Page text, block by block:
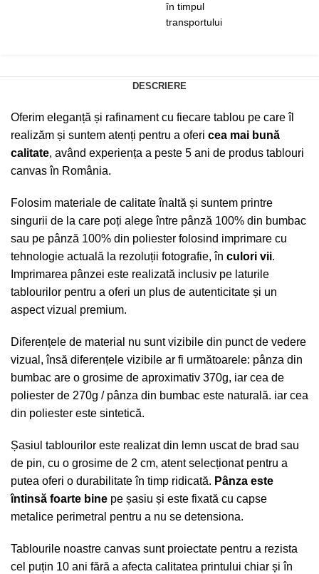
în timpul
transportului
DESCRIERE
Oferim eleganță și rafinament cu fiecare tablou pe care îl
realizăm și suntem atenți pentru a oferi cea mai bună
calitate, având experiența a peste 5 ani de produs tablouri
canvas în România.
Folosim materiale de calitate înaltă și suntem printre
singurii de la care poți alege între pânză 100% din bumbac
sau pe pânză 100% din poliester folosind imprimare cu
tehnologie actuală la rezoluții fotografie, în culori vii.
Imprimarea pânzei este realizată inclusiv pe laturile
tablourilor pentru a oferi un plus de autenticitate și un
aspect vizual premium.
Diferențele de material nu sunt vizibile din punct de vedere
vizual, însă diferențele vizibile ar fi următoarele: pânza din
bumbac are o grosime de aproximativ 370g, iar cea de
poliester de 270g / pânza din bumbac este naturală. iar cea
din poliester este sintetică.
Șasiul tablourilor este realizat din lemn uscat de brad sau
de pin, cu o grosime de 2 cm, atent selecționat pentru a
putea oferi o durabilitate în timp ridicată. Pânza este
întinsă foarte bine pe șasiu și este fixată cu capse
metalice perimetral pentru a nu se detensiona.
Tablourile noastre canvas sunt proiectate pentru a rezista
cel puțin 10 ani fără a afecta calitatea printului chiar și în